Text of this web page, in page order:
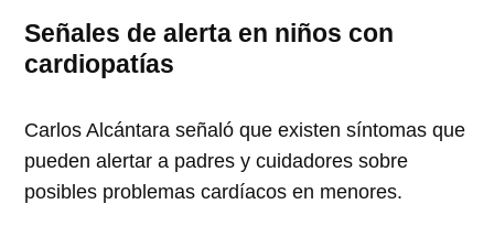
Señales de alerta en niños con
cardiopatías
Carlos Alcántara señaló que existen síntomas que
pueden alertar a padres y cuidadores sobre
posibles problemas cardíacos en menores.